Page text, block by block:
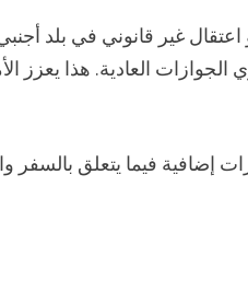
غير قانوني في بلد
العادية. هذا يعزز
إضافية فيما يتعلق